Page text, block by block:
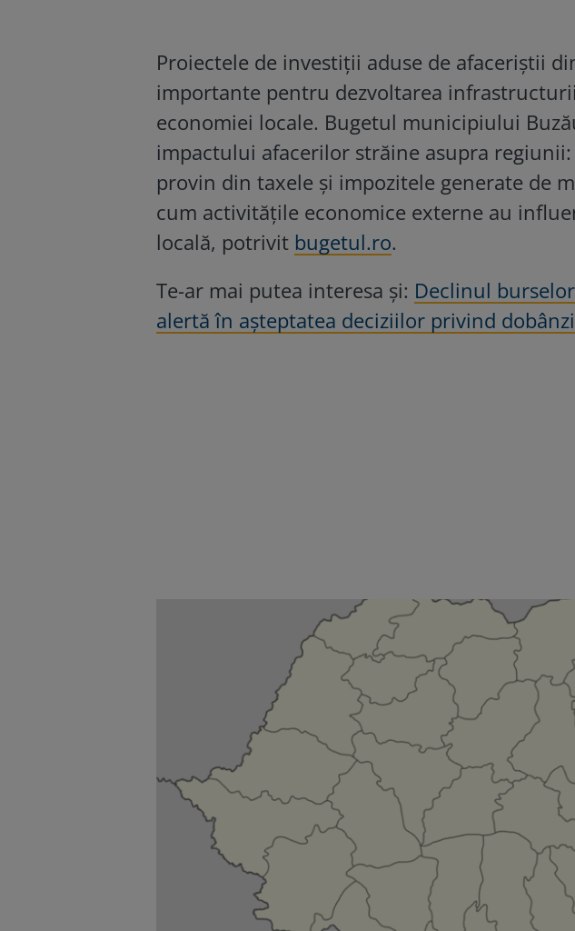
Proiectele de investiții aduse de afaceriștii
importante pentru dezvoltarea
economiei locale. Bugetul municipiului
impactului afacerilor străine asupra
provin din taxele și impozitele generate de
cum activitățile economice externe au
locală, potrivit bugetul.ro.
Te-ar mai putea interesa și: Declinul
alertă în așteptatea deciziilor privind